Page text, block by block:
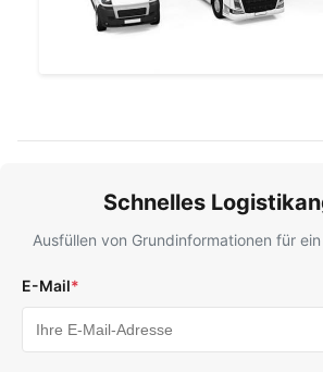
Schnelles
Ausfüllen von Grundinformationen für
E-Mail*